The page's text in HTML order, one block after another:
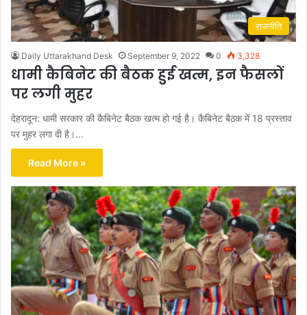
राजनीति
Daily Uttarakhand Desk September 9, 2022 0 3,328
धामी कैबिनेट की बैठक हुई खत्म, इन फैसलों
पर लगी मुहर
देहरादून: धामी सरकार की कैबिनेट बैठक खत्म हो गई है। कैबिनेट बैठक में 18 प्रस्ताव
पर मुहर लगा दी है।…
Read More »